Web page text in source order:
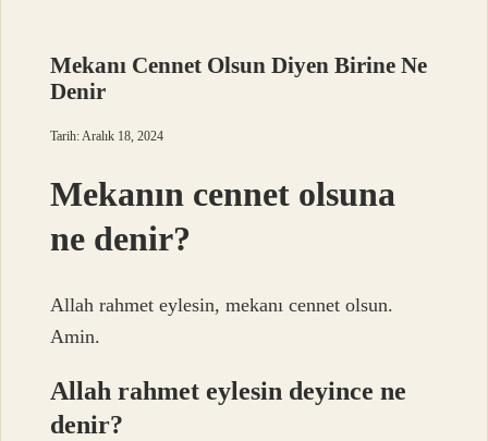
Mekanı Cennet Olsun Diyen Birine Ne
Denir
Tarih: Aralık 18, 2024
Mekanın cennet olsuna
ne denir?
Allah rahmet eylesin, mekanı cennet olsun.
Amin.
Allah rahmet eylesin deyince ne
denir?